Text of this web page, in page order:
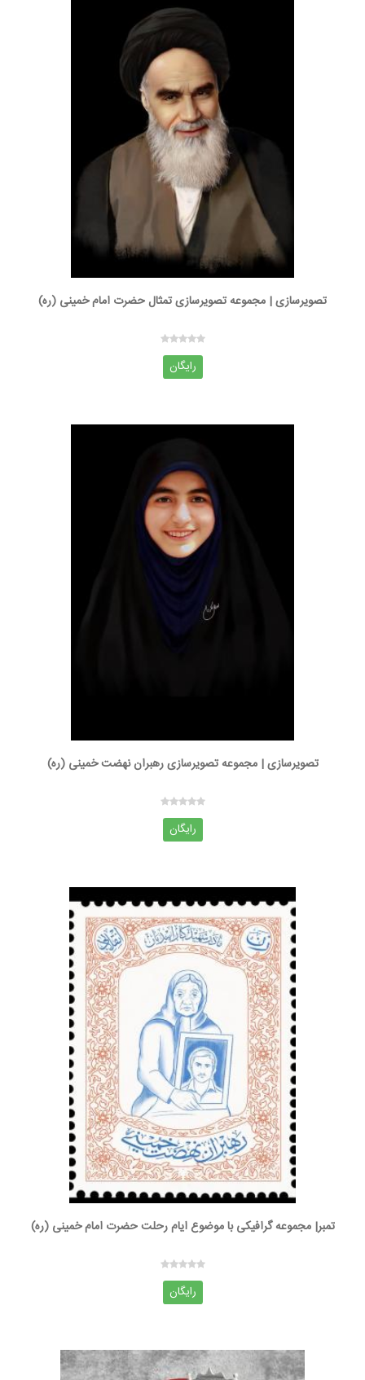
تصویرسازی | مجموعه تصویرسازی تمثال حضرت امام خمینی (ره)
رایگان
تصویرسازی | مجموعه تصویرسازی رهبران نهضت خمینی (ره)
رایگان
تمبر| مجموعه گرافیکی با موضوع ایام رحلت حضرت امام خمینی (ره)
رایگان